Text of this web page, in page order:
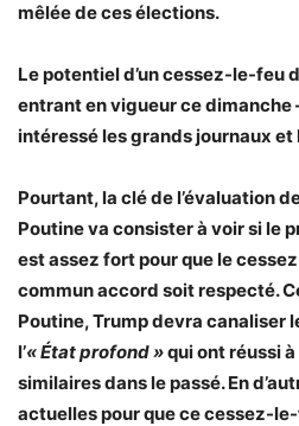
mêlée de ces élections.
Le potentiel d’un cessez-le-feu
entrant en vigueur ce dimanche
intéressé les grands journaux
Pourtant, la clé de l’évaluation
Poutine va consister à voir si le
est assez fort pour que le
commun accord soit respecté.
Poutine, Trump devra canaliser
l’« État profond »qui ont réussi
similaires dans le passé. En
actuelles pour que ce cessez-